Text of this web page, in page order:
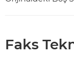
Faks